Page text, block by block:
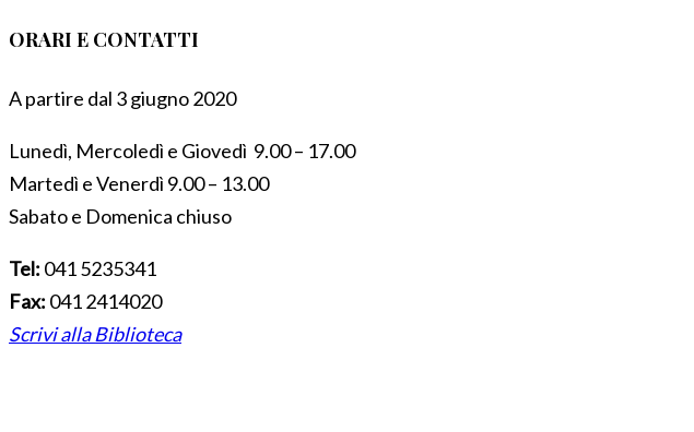
ORARI E CONTATTI
A partire dal 3 giugno 2020
Lunedì, Mercoledì e Giovedì 9.00 – 17.00
Martedì e Venerdì 9.00 – 13.00
Sabato e Domenica chiuso
Tel: 041 5235341
Fax: 041 2414020
Scrivi alla Biblioteca